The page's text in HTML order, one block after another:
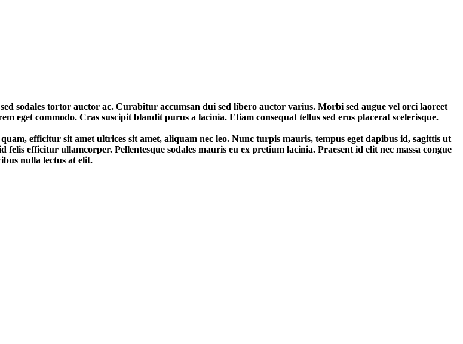
sodales tortor auctor ac. Curabitur accumsan dui sed libero auctor varius. Morbi sed augue vel orci laoreet
eget commodo. Cras suscipit blandit purus a lacinia. Etiam consequat tellus sed eros placerat scelerisque.
efficitur sit amet ultrices sit amet, aliquam nec leo. Nunc turpis mauris, tempus eget dapibus id, sagittis ut
efficitur ullamcorper. Pellentesque sodales mauris eu ex pretium lacinia. Praesent id elit nec massa congue
nulla lectus at elit.